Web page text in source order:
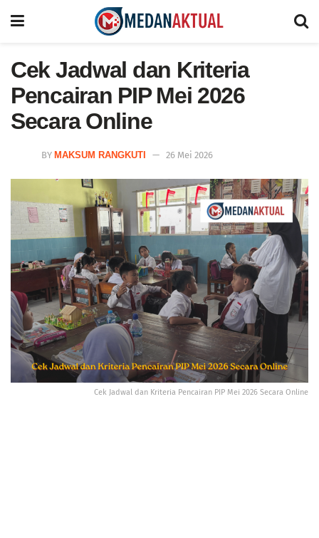
Cek Jadwal dan Kriteria
Pencairan PIP Mei 2026
Secara Online
BY MAKSUM RANGKUTI 26 Mei 2026
Cek Jadwal dan Kriteria Pencairan PIP Mei 2026 Secara Online